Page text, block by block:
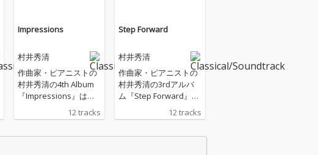
Impressions
村井秀清
作曲家・ピアニストの
村井秀清の4th Album
『Impressions』は、
ライブツアーを積み重
ねた中で生まれた信頼
12 tracks
Step Forward
村井秀清
作曲家・ピアニストの
村井秀清の3rdアルバ
ム『Step Forward』
は、文字通り“前進”す
る村井の“今日”と“明
12 tracks